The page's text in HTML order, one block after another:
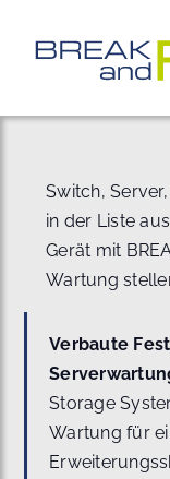
springen
Switch,
in der Liste
Gerät mit
Wartung
Verbaute
Storage
Wartung für